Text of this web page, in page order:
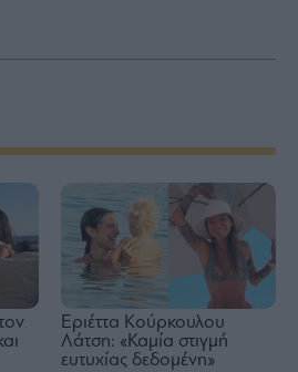
Εριέττα Κούρκουλου
Λάτση: «Καμία στιγμή
ευτυχίας δεδομένη»